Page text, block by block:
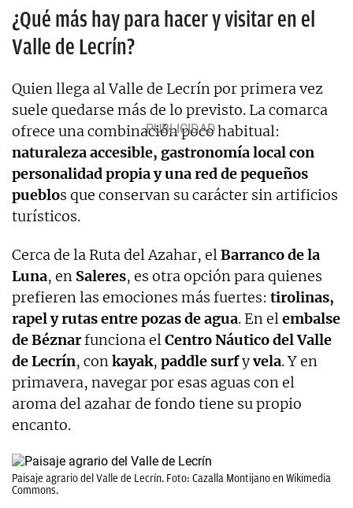
¿Qué más hay para hacer y visitar en el
Valle de Lecrín?
Quien llega al Valle de Lecrín por primera vez
suele quedarse más de lo previsto. La comarca
ofrece una combinación poco habitual:
naturaleza accesible, gastronomía local con
personalidad propia y una red de pequeños
pueblos que conservan su carácter sin artificios
turísticos.
Cerca de la Ruta del Azahar, elBarranco de la
Luna, en Saleres, es otra opción para quienes
prefieren las emociones más fuertes: tirolinas,
rapel y rutas entre pozas de agua. En elembalse
de Béznarfunciona elCentro Náutico del Valle
de Lecrín, conkayak, paddle surfyvela. Y en
primavera, navegar por esas aguas con el
aroma del azahar de fondo tiene su propio
encanto.
Paisaje agrario del Valle de Lecrín. Foto: Cazalla Montijano en Wikimedia
Commons.